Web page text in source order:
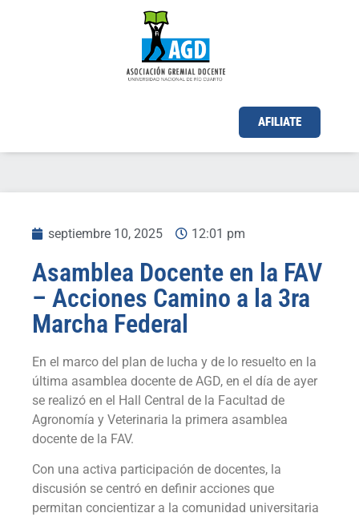
AFILIATE
septiembre 10, 2025 12:01 pm
Asamblea Docente en la FAV
– Acciones Camino a la 3ra
Marcha Federal
En el marco del plan de lucha y de lo resuelto en la
última asamblea docente de AGD, en el día de ayer
se realizó en el Hall Central de la Facultad de
Agronomía y Veterinaria la primera asamblea
docente de la FAV.
Con una activa participación de docentes, la
discusión se centró en definir acciones que
permitan concientizar a la comunidad universitaria